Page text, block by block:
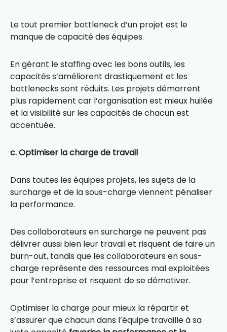
Le tout premier bottleneck d’un projet est le
manque de capacité des équipes.
En gérant le staffing avec les bons outils, les
capacités s’améliorent drastiquement et les
bottlenecks sont réduits. Les projets démarrent
plus rapidement car l’organisation est mieux huilée
et la visibilité sur les capacités de chacun est
accentuée.
c. Optimiser la charge de travail
Dans toutes les équipes projets, les sujets de la
surcharge et de la sous-charge viennent pénaliser
la performance.
Des collaborateurs en surcharge ne peuvent pas
délivrer aussi bien leur travail et risquent de faire un
burn-out, tandis que les collaborateurs en sous-
charge représente des ressources mal exploitées
pour l’entreprise et risquent de se démotiver.
Optimiser la charge pour mieux la répartir et
s’assurer que chacun dans l’équipe travaille à sa